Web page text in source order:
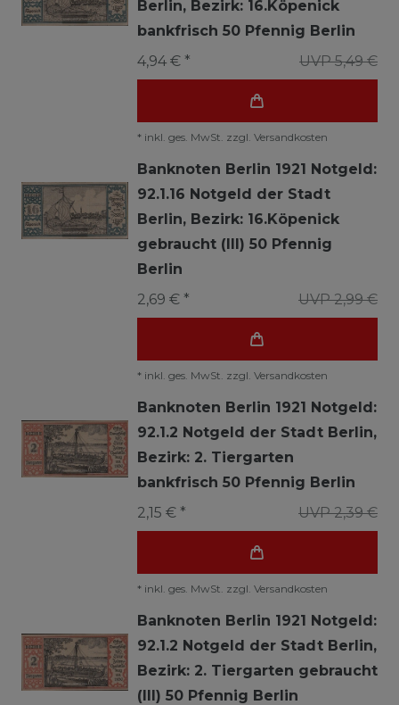
Berlin, Bezirk: 16.Köpenick
bankfrisch 50 Pfennig Berlin
UVP 5,49 €
4,94 € *
* inkl. ges. MwSt. zzgl. Versandkosten
Banknoten Berlin 1921 Notgeld:
92.1.16 Notgeld der Stadt
Berlin, Bezirk: 16.Köpenick
gebraucht (III) 50 Pfennig
Berlin
UVP 2,99 €
2,69 € *
* inkl. ges. MwSt. zzgl. Versandkosten
Banknoten Berlin 1921 Notgeld:
92.1.2 Notgeld der Stadt Berlin,
Bezirk: 2. Tiergarten
bankfrisch 50 Pfennig Berlin
UVP 2,39 €
2,15 € *
* inkl. ges. MwSt. zzgl. Versandkosten
Banknoten Berlin 1921 Notgeld:
92.1.2 Notgeld der Stadt Berlin,
Bezirk: 2. Tiergarten gebraucht
(III) 50 Pfennig Berlin